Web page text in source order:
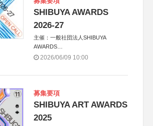
SHIBUYA AWARDS
2026-27
主催：一般社団法人SHIBUYA
AWARDS
共催：SHIBUYA AWARDS 2026実行
2026/06/09 10:00
募集要項
SHIBUYA ART AWARDS
2025